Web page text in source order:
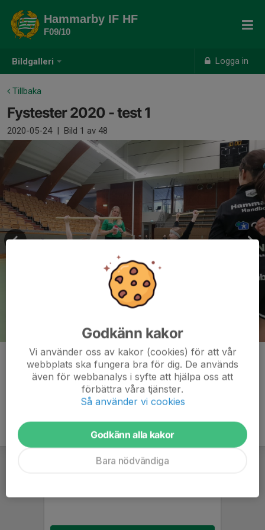
Bildgalleri Logga in
Hammarby IF HF
F09/10
Tillbaka
Fystester 2020 - test 1
2020-05-24 | Bild 1 av 48
Kommentarer
Godkänn kakor
Vi använder oss av kakor (cookies) för att vår
webbplats ska fungera bra för dig. De används
även för webbanalys i syfte att hjälpa oss att
förbättra våra tjänster.
Så använder vi cookies
Godkänn alla kakor
Bara nödvändiga